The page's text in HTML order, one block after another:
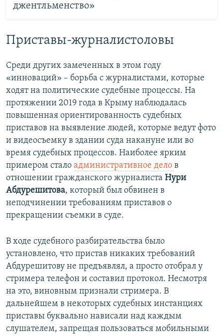
джентльменство»
Приставы-журналистоловы
Среди других замеченных в этом году
«инноваций» – борьба с журналистами, которые
ходят на политические судебные процессы. На
протяжении 2019 года в Крыму наблюдалась
повышенная ориентированность судебных
приставов на выявление людей, которые ведут фото
и видеосъемку в здании суда накануне или во
время судебных процессов. Наиболее ярким
примером стало административное дело в
отношении гражданского журналиста Нури
Абдурешитова, который был обвинен в
неподчинении требованиям приставов о
прекращении съемки в суде.
В ходе судебного разбирательства было
установлено, что пристав никаких требований
Абдурешитову не предъявлял, а просто отобрал у
стримера телефон и составил протокол. Несмотря
на это, виновным признали стримера. В
дальнейшем в некоторых судебных инстанциях
приставы буквально нависали над каждым
слушателем, запрещая пользоваться мобильными